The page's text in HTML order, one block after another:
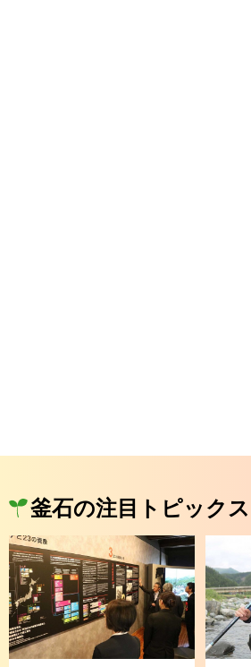
釜石の注目トピックス